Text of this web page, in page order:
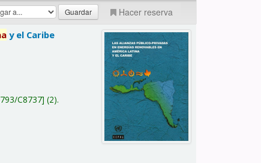
Hacer reserva
y el Caribe
C8737 (2).